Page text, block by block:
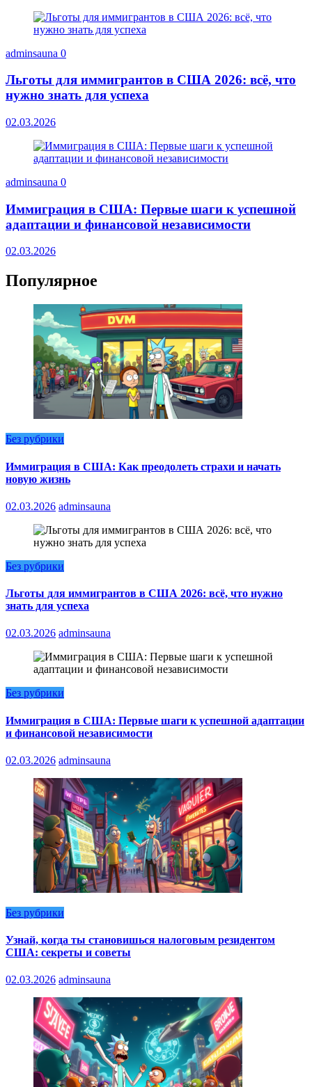
adminsauna 0
Льготы для иммигрантов в США 2026: всё, что
нужно знать для успеха
02.03.2026
adminsauna 0
Иммиграция в США: Первые шаги к успешной
адаптации и финансовой независимости
02.03.2026
Популярное
Без рубрики
Иммиграция в США: Как преодолеть страхи и начать
новую жизнь
02.03.2026 adminsauna
Без рубрики
Льготы для иммигрантов в США 2026: всё, что нужно
знать для успеха
02.03.2026 adminsauna
Без рубрики
Иммиграция в США: Первые шаги к успешной адаптации
и финансовой независимости
02.03.2026 adminsauna
Без рубрики
Узнай, когда ты становишься налоговым резидентом
США: секреты и советы
02.03.2026 adminsauna